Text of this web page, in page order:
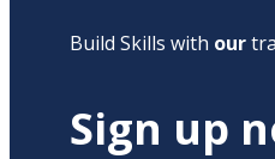
Build Skills with our
Sign up